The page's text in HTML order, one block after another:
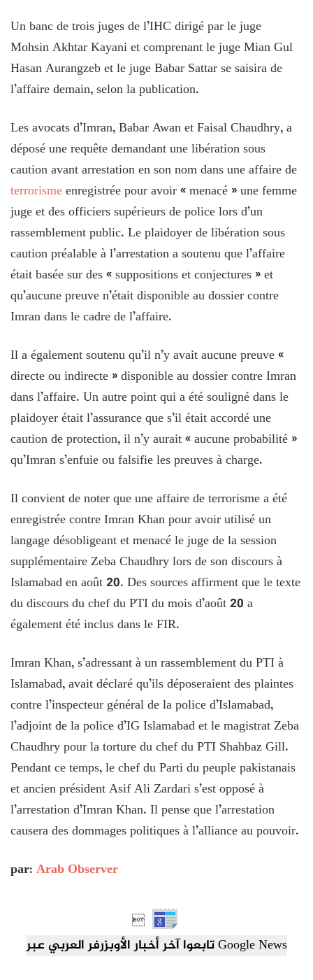
Un banc de trois juges de l’IHC dirigé par le juge
Mohsin Akhtar Kayani et comprenant le juge Mian Gul
Hasan Aurangzeb et le juge Babar Sattar se saisira de
l’affaire demain, selon la publication.
Les avocats d’Imran, Babar Awan et Faisal Chaudhry, a
déposé une requête demandant une libération sous
caution avant arrestation en son nom dans une affaire de
terrorismeenregistrée pour avoir « menacé » une femme
juge et des officiers supérieurs de police lors d’un
rassemblement public. Le plaidoyer de libération sous
caution préalable à l’arrestation a soutenu que l’affaire
était basée sur des « suppositions et conjectures » et
qu’aucune preuve n’était disponible au dossier contre
Imran dans le cadre de l’affaire.
Il a également soutenu qu’il n’y avait aucune preuve «
directe ou indirecte » disponible au dossier contre Imran
dans l’affaire. Un autre point qui a été souligné dans le
plaidoyer était l’assurance que s’il était accordé une
caution de protection, il n’y aurait « aucune probabilité »
qu’Imran s’enfuie ou falsifie les preuves à charge.
Il convient de noter que une affaire de terrorisme a été
enregistrée contre Imran Khan pour avoir utilisé un
langage désobligeant et menacé le juge de la session
supplémentaire Zeba Chaudhry lors de son discours à
Islamabad en août 20. Des sources affirment que le texte
du discours du chef du PTI du mois d’août 20 a
également été inclus dans le FIR.
Imran Khan, s’adressant à un rassemblement du PTI à
Islamabad, avait déclaré qu’ils déposeraient des plaintes
contre l’inspecteur général de la police d’Islamabad,
l’adjoint de la police d’IG Islamabad et le magistrat Zeba
Chaudhry pour la torture du chef du PTI Shahbaz Gill.
Pendant ce temps, le chef du Parti du peuple pakistanais
et ancien président Asif Ali Zardari s’est opposé à
l’arrestation d’Imran Khan. Il pense que l’arrestation
causera des dommages politiques à l’alliance au pouvoir.
par: Arab Observer

تابعوا آخر أخبار الأوبزرفر العربي عبر Google News